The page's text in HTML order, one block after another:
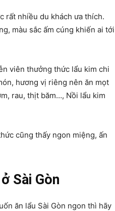
rất nhiều du khách ưa thích.
màu sắc ấm cúng khiến ai tới
viên thưởng thức lẩu kim chi
hương vị riêng nên ăn mọt
rau, thịt băm…, Nồi lẩu kim
cũng thấy ngon miệng, ấn
Sài Gòn
ăn lẩu Sài Gòn ngon thì hãy